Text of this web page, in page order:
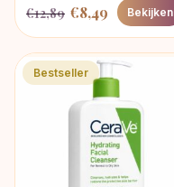
€12,89 Oorspronkelijke
prijs
was:
€12,89.
€8,49 Huidige
prijs
is:
€8,49.
Bekijken
Bestseller